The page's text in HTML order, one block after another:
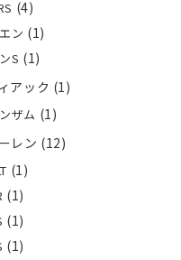
(4)
ン (1)
S (1)
アック (1)
ザム (1)
レン (12)
(1)
(1)
(1)
(1)